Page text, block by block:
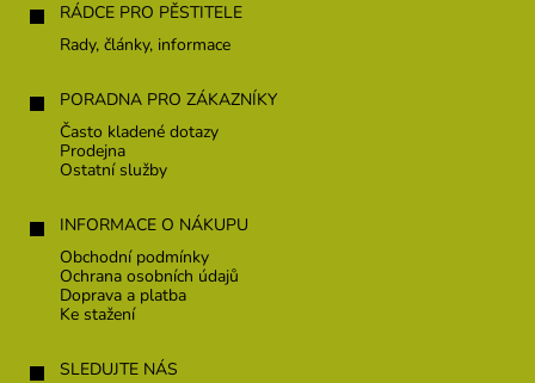
RÁDCE PRO PĚSTITELE
Rady, články, informace
PORADNA PRO ZÁKAZNÍKY
Často kladené dotazy
Prodejna
Ostatní služby
INFORMACE O NÁKUPU
Obchodní podmínky
Ochrana osobních údajů
Doprava a platba
Ke stažení
SLEDUJTE NÁS